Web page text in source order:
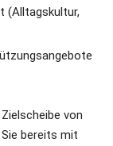
(Alltagskultur,
von
bereits mit